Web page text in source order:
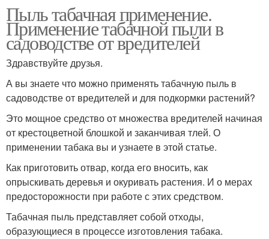
Пыль табачная применение.
Применение табачной пыли в
садоводстве от вредителей
Здравствуйте друзья.
А вы знаете что можно применять табачную пыль в
садоводстве от вредителей и для подкормки растений?
Это мощное средство от множества вредителей начиная
от крестоцветной блошкой и заканчивая тлей. О
применении табака вы и узнаете в этой статье.
Как приготовить отвар, когда его вносить, как
опрыскивать деревья и окуривать растения. И о мерах
предосторожности при работе с этих средством.
Табачная пыль представляет собой отходы,
образующиеся в процессе изготовления табака.